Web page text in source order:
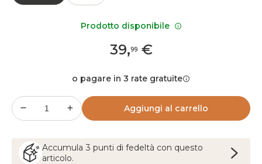
39,99€
o pagare in 3 rate gratuite
Aggiungi al carrello
Accumula 3 punti di fedeltà con questo
articolo.